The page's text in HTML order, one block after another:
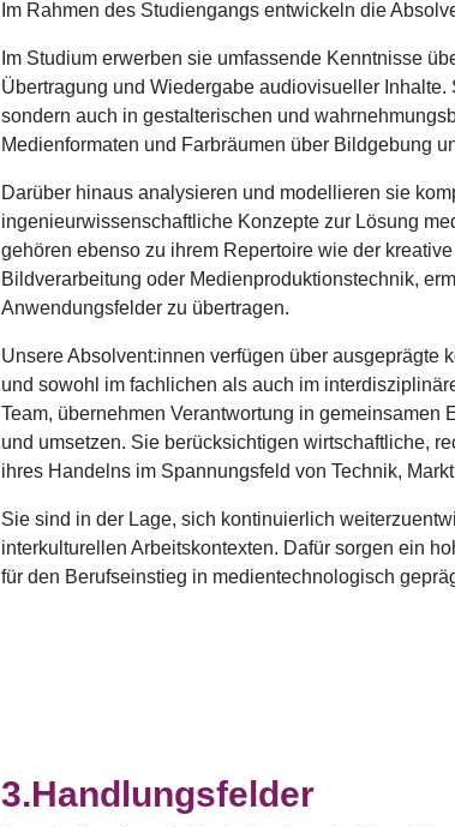
Im Rahmen des Studiengangs entwickeln die
Im Studium erwerben sie umfassende Kenntnisse
Übertragung und Wiedergabe audiovisueller
sondern auch in gestalterischen und
Medienformaten und Farbräumen über Bildgebung
Darüber hinaus analysieren und modellieren sie
ingenieurwissenschaftliche Konzepte zur Lösung
gehören ebenso zu ihrem Repertoire wie der
Bildverarbeitung oder Medienproduktionstechnik,
Anwendungsfelder zu übertragen.
Unsere Absolvent:innen verfügen über ausgeprägte
und sowohl im fachlichen als auch im
Team, übernehmen Verantwortung in
und umsetzen. Sie berücksichtigen wirtschaftliche,
ihres Handelns im Spannungsfeld von Technik,
Sie sind in der Lage, sich kontinuierlich
interkulturellen Arbeitskontexten. Dafür sorgen ein
für den Berufseinstieg in medientechnologisch
Handlungsfelder